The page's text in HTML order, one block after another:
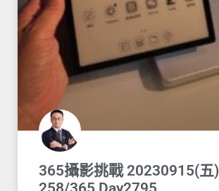
365攝影挑戰 20230915(五)